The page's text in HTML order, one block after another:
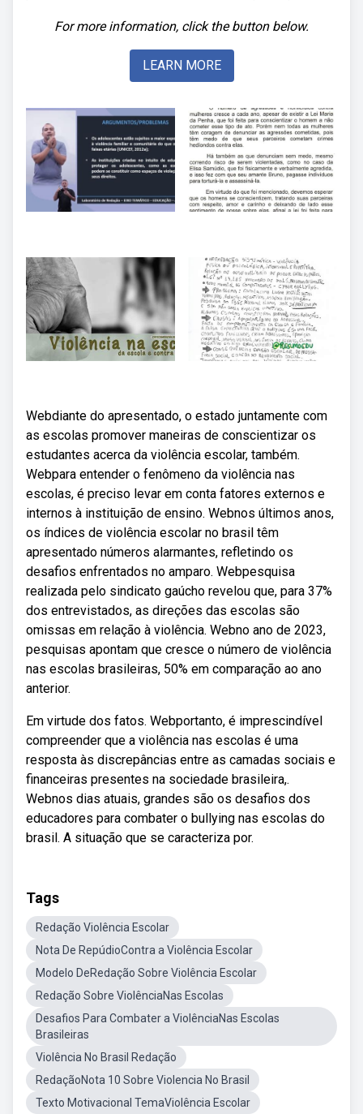
For more information, click the button below.
LEARN MORE
Webdiante do apresentado, o estado juntamente com
as escolas promover maneiras de conscientizar os
estudantes acerca da violência escolar, também.
Webpara entender o fenômeno da violência nas
escolas, é preciso levar em conta fatores externos e
internos à instituição de ensino. Webnos últimos anos,
os índices de violência escolar no brasil têm
apresentado números alarmantes, refletindo os
desafios enfrentados no amparo. Webpesquisa
realizada pelo sindicato gaúcho revelou que, para 37%
dos entrevistados, as direções das escolas são
omissas em relação à violência. Webno ano de 2023,
pesquisas apontam que cresce o número de violência
nas escolas brasileiras, 50% em comparação ao ano
anterior.
Em virtude dos fatos. Webportanto, é imprescindível
compreender que a violência nas escolas é uma
resposta às discrepâncias entre as camadas sociais e
financeiras presentes na sociedade brasileira,.
Webnos dias atuais, grandes são os desafios dos
educadores para combater o bullying nas escolas do
brasil. A situação que se caracteriza por.
Tags
Redação Violência Escolar
Nota De RepúdioContra a Violência Escolar
Modelo DeRedação Sobre Violência Escolar
Redação Sobre ViolênciaNas Escolas
Desafios Para Combater a ViolênciaNas Escolas
Brasileiras
Violência No Brasil Redação
RedaçãoNota 10 Sobre Violencia No Brasil
Texto Motivacional TemaViolência Escolar